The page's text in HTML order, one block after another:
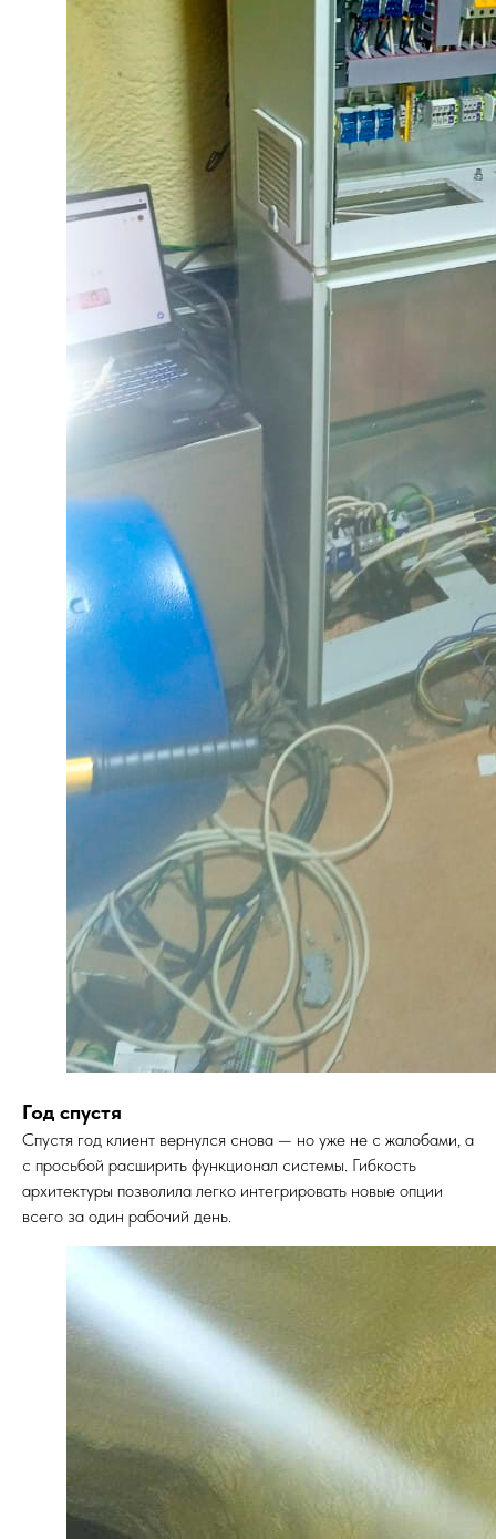
Год спустя
Спустя год клиент вернулся снова — но уже не с жалобами, а
с просьбой расширить функционал системы. Гибкость
архитектуры позволила легко интегрировать новые опции
всего за один рабочий день.